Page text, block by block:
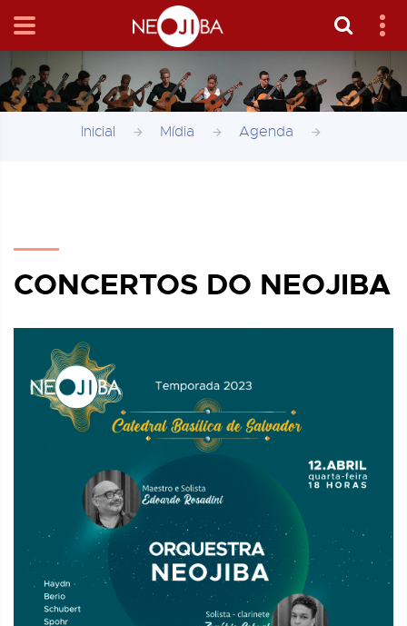
Inicial Mídia Agenda
CONCERTOS DO NEOJIBA